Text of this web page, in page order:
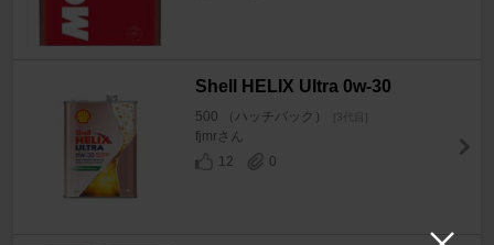
Shell HELIX Ultra 0w-30
500 （ハッチバック） [3代目]
fjmrさん
12
0